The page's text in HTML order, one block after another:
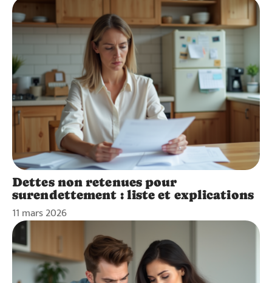
Dettes non retenues pour
surendettement : liste et explications
11 mars 2026